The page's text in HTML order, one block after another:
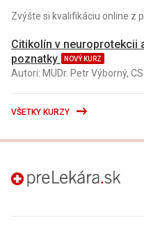
Zvýšte si kvalifikáciu online z
Citikolín v neuroprotekcii
poznatky
NOVÝ KURZ
Autori: MUDr. Petr Výborný,
VŠETKY KURZY
preLekára.sk